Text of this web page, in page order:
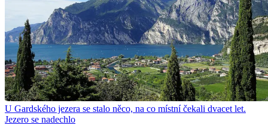
U Gardského jezera se stalo něco, na co místní čekali dvacet let.
Jezero se nadechlo